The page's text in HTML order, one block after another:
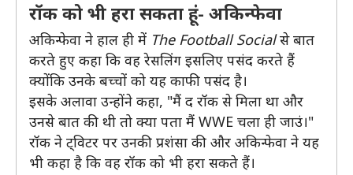
रॉक को भी हरा सकता हूं- अकिन्फेवा
अकिन्फेवा ने हाल ही में The Football Socialसे बात
करते हुए कहा कि वह रेसलिंग इसलिए पसंद करते हैं
क्योंकि उनके बच्चों को यह काफी पसंद है।
इसके अलावा उन्होंने कहा, "मैं द रॉक से मिला था और
उनसे बात की थी तो क्या पता मैं WWE चला ही जाउं।"
रॉक ने ट्विटर पर उनकी प्रशंसा की और अकिन्फेवा ने यह
भी कहा है कि वह रॉक को भी हरा सकते हैं।